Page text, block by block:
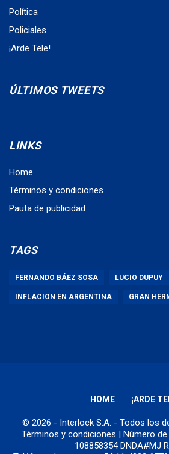
Política
Policiales
¡Arde Tele!
ÚLTIMOS TWEETS
LINKS
Home
Términos y condiciones
Pauta de publicidad
TAGS
FERNANDO BÁEZ SOSA LUCIO DUPUY
INFLACION EN ARGENTINA GRAN
HOME ¡ARDE
© 2026 - Interlock S.A. - Todos los
Términos y condiciones | Número de
108858354 DNDA#MJ